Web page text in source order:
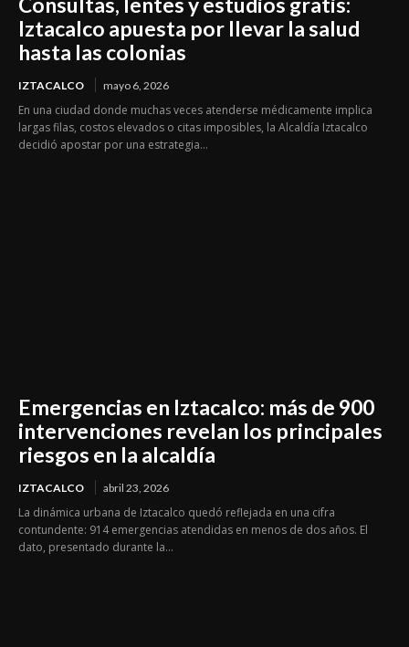
Iztacalco apuesta por llevar la salud
hasta las colonias
IZTACALCO mayo 6, 2026
En una ciudad donde muchas veces atenderse médicamente implica
largas filas, costos elevados o citas imposibles, la Alcaldía Iztacalco
decidió apostar por una estrategia...
Emergencias en Iztacalco: más de 900
intervenciones revelan los principales
riesgos en la alcaldía
IZTACALCO abril 23, 2026
La dinámica urbana de Iztacalco quedó reflejada en una cifra
contundente: 914 emergencias atendidas en menos de dos años. El
dato, presentado durante la...